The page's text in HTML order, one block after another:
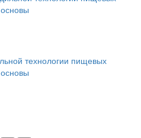
технологии пищевых